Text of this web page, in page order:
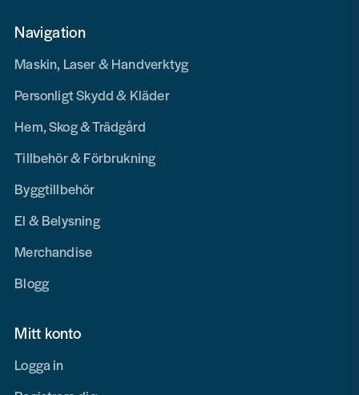
Navigation
Maskin, Laser & Handverktyg
Personligt Skydd & Kläder
Hem, Skog & Trädgård
Tillbehör & Förbrukning
Byggtillbehör
El & Belysning
Merchandise
Blogg
Mitt konto
Logga in